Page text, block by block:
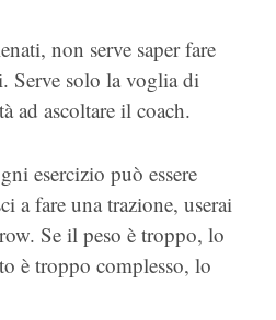
non serve saper fare
Serve solo la voglia di
ad ascoltare il coach.
esercizio può essere
a fare una trazione, userai
Se il peso è troppo, lo
è troppo complesso, lo